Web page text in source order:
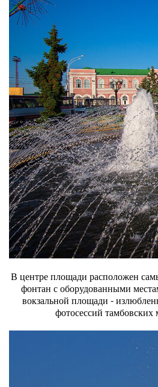
В центре площади расположен
фонтан с оборудованными
вокзальной площади -
фотосессий